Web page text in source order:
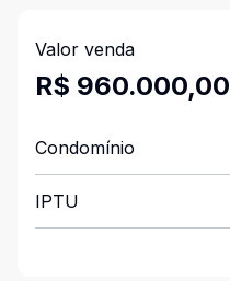
Valor venda
R$ 960.000,00
Condomínio
IPTU